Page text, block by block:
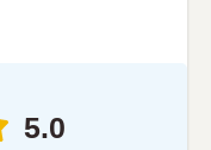
5.0